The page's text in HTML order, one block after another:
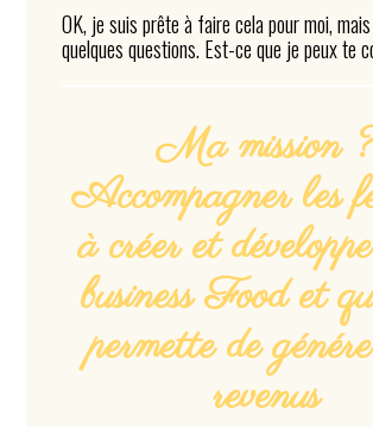
OK, je suis prête à faire cela pour moi,
quelques questions. Est-ce que je peux te
Ma mission
Accompagner les
à créer et
business Food et
permette de
revenus